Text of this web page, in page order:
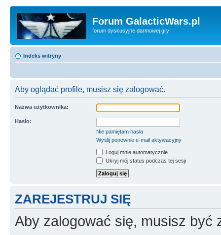
Forum GalacticWars.pl
forum dyskusyjne darmowej gry
Indeks witryny
Aby oglądać profile, musisz się zalogować.
Nazwa użytkownika:
Hasło:
Nie pamiętam hasła
Wyślij ponownie e-mail aktywacyjny
Loguj mnie automatycznie
Ukryj mój status podczas tej sesji
ZAREJESTRUJ SIĘ
Aby zalogować się, musisz być